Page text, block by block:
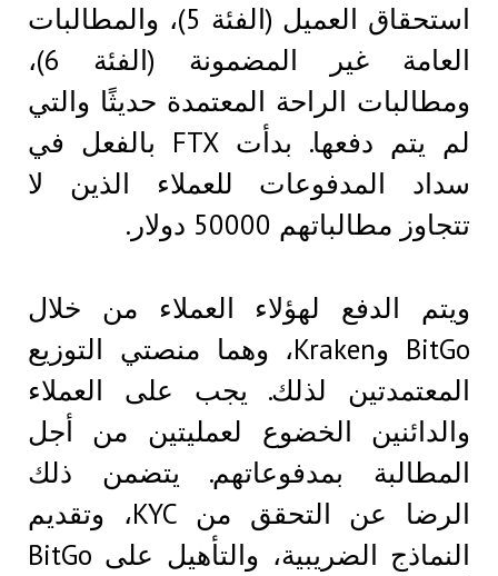
استحقاق العميل (الفئة 5)، والمطالبات
العامة غير المضمونة (الفئة 6)،
ومطالبات الراحة المعتمدة حديثًا والتي
لم يتم دفعها. بدأت FTX بالفعل في
سداد المدفوعات للعملاء الذين لا
تتجاوز مطالباتهم 50000 دولار.
ويتم الدفع لهؤلاء العملاء من خلال
BitGo وKraken، وهما منصتي التوزيع
المعتمدتين لذلك. يجب على العملاء
والدائنين الخضوع لعمليتين من أجل
المطالبة بمدفوعاتهم. يتضمن ذلك
الرضا عن التحقق من KYC، وتقديم
النماذج الضريبية، والتأهيل على BitGo